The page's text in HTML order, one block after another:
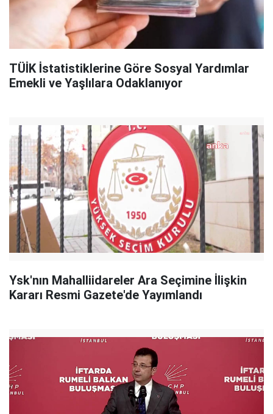
TÜİK İstatistiklerine Göre Sosyal Yardımlar
Emekli ve Yaşlılara Odaklanıyor
Ysk'nın Mahalliidareler Ara Seçimine İlişkin
Kararı Resmi Gazete'de Yayımlandı